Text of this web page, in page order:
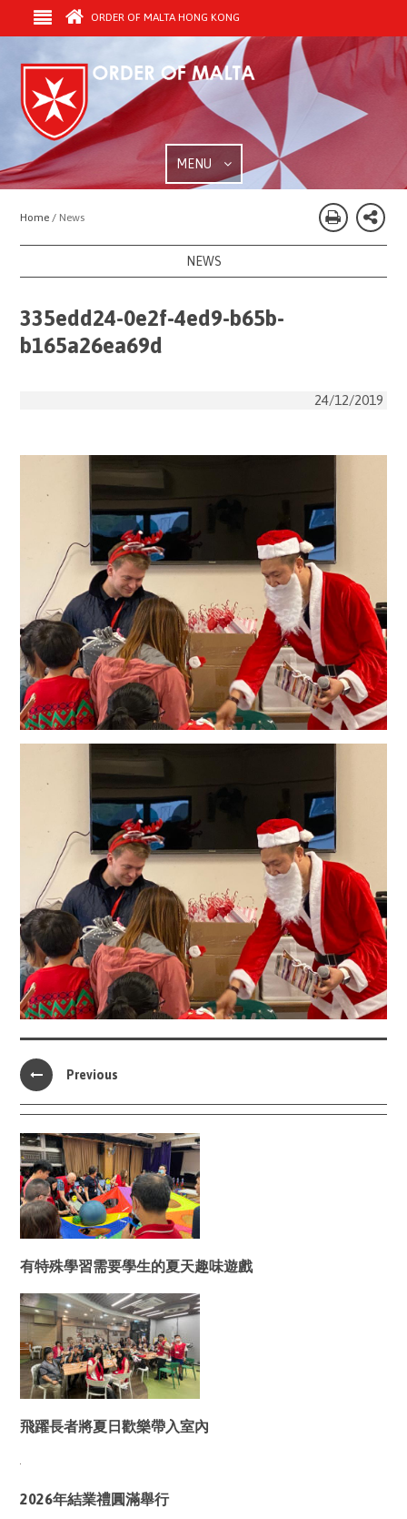
ORDER OF MALTA HONG KONG
MENU
Home / News
NEWS
335edd24-0e2f-4ed9-b65b-
b165a26ea69d
24/12/2019
Previous
有特殊學習需要學生的夏天趣味遊戲
飛躍長者將夏日歡樂帶入室內
2026年結業禮圓滿舉行